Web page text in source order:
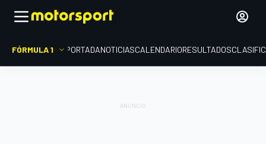
FÓRMULA 1 PORTADANOTICIASCALENDARIORESULTADOS